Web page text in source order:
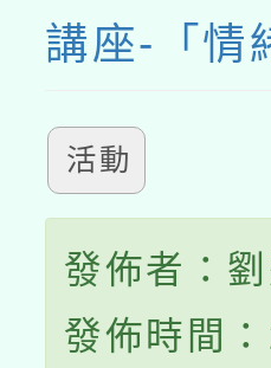
講座-「情
活動
發佈者：
發佈時間